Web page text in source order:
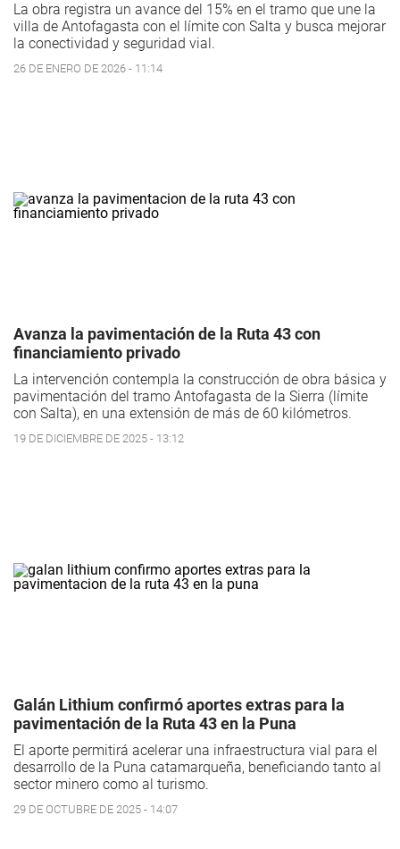
La obra registra un avance del 15% en el tramo que une la
villa de Antofagasta con el límite con Salta y busca mejorar
la conectividad y seguridad vial.
26 DE ENERO DE 2026 - 11:14
Avanza la pavimentación de la Ruta 43 con
financiamiento privado
La intervención contempla la construcción de obra básica y
pavimentación del tramo Antofagasta de la Sierra (límite
con Salta), en una extensión de más de 60 kilómetros.
19 DE DICIEMBRE DE 2025 - 13:12
Galán Lithium confirmó aportes extras para la
pavimentación de la Ruta 43 en la Puna
El aporte permitirá acelerar una infraestructura vial para el
desarrollo de la Puna catamarqueña, beneficiando tanto al
sector minero como al turismo.
29 DE OCTUBRE DE 2025 - 14:07